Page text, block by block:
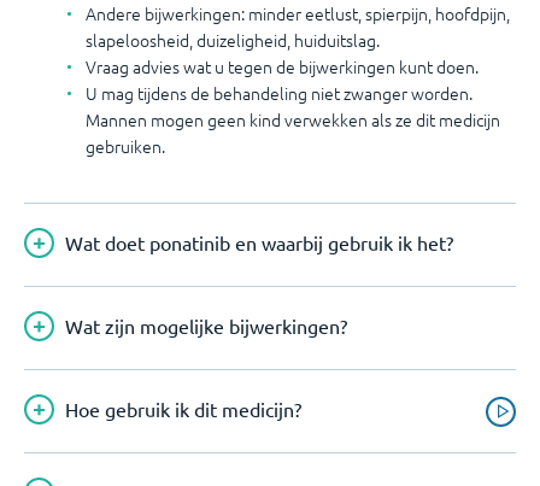
Andere bijwerkingen: minder eetlust, spierpijn, hoofdpijn,
slapeloosheid, duizeligheid, huiduitslag.
Vraag advies wat u tegen de bijwerkingen kunt doen.
U mag tijdens de behandeling niet zwanger worden.
Mannen mogen geen kind verwekken als ze dit medicijn
gebruiken.
Wat doet ponatinib en waarbij gebruik ik het?
Wat zijn mogelijke bijwerkingen?
Hoe gebruik ik dit medicijn?